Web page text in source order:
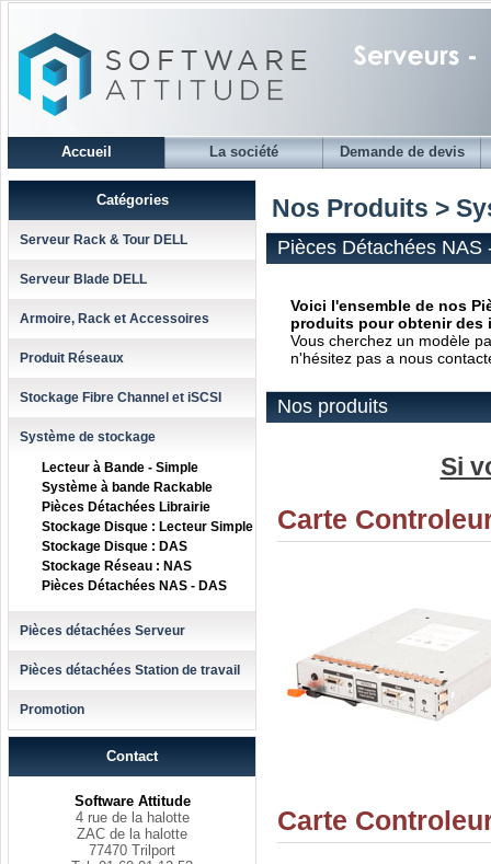
Accueil La société Demande de devis
Catégories
Serveur Rack & Tour DELL
Serveur Blade DELL
Armoire, Rack et Accessoires
Produit Réseaux
Stockage Fibre Channel et iSCSI
Système de stockage
Lecteur à Bande - Simple
Système à bande Rackable
Pièces Détachées Librairie
Stockage Disque : Lecteur Simple
Stockage Disque : DAS
Stockage Réseau : NAS
Pièces Détachées NAS - DAS
Pièces détachées Serveur
Pièces détachées Station de travail
Promotion
Contact
Software Attitude
4 rue de la halotte
ZAC de la halotte
77470 Trilport
Nos Produits >
Pièces Détachées NAS
Voici l'ensemble de nos
produits pour obtenir des
Vous cherchez un modèle
n'hésitez pas a nous
Nos produits
Si
Carte
Carte